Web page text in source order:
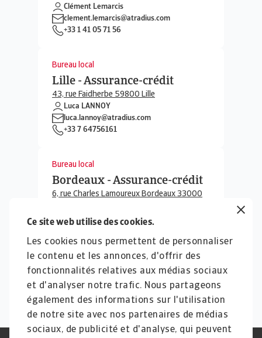
Ce site web utilise des cookies.
Les cookies nous permettent de personnaliser
le contenu et les annonces, d'offrir des
fonctionnalités relatives aux médias sociaux
et d'analyser notre trafic. Nous partageons
également des informations sur l'utilisation
de notre site avec nos partenaires de médias
sociaux, de publicité et d'analyse, qui peuvent
Clément Lemarcis
clement.lemarcis@atradius.com
+33 1 41 05 71 56
Bureau local
Lille - Assurance-crédit
43, rue Faidherbe 59800 Lille
Luca LANNOY
luca.lannoy@atradius.com
+33 7 64756161
Bureau local
Bordeaux - Assurance-crédit
6, rue Charles Lamoureux Bordeaux 33000
christian.duchemin@atradius.com